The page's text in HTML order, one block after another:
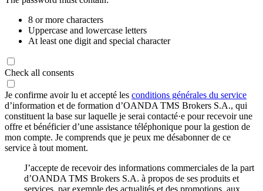
8 or more characters
Uppercase and lowercase letters
At least one digit and special character
Check all consents
Je confirme avoir lu et accepté les conditions générales du service
d’information et de formation d’OANDA TMS Brokers S.A., qui
constituent la base sur laquelle je serai contacté·e pour recevoir une
offre et bénéficier d’une assistance téléphonique pour la gestion de
mon compte. Je comprends que je peux me désabonner de ce
service à tout moment.
J’accepte de recevoir des informations commerciales de la part
d’OANDA TMS Brokers S.A. à propos de ses produits et
services, par exemple des actualités et des promotions, aux